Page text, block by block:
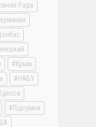
Рада
Крым
НАБУ
Підсумки